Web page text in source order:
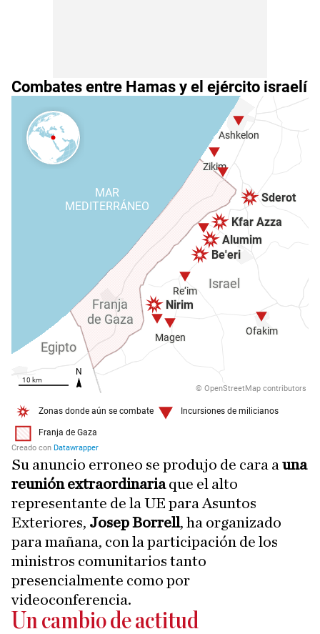
Su anuncio erroneo se produjo de cara a una
reunión extraordinariaque el alto
representante de la UE para Asuntos
Exteriores, Josep Borrell, ha organizado
para mañana, con la participación de los
ministros comunitarios tanto
presencialmente como por
videoconferencia.
Un cambio de actitud